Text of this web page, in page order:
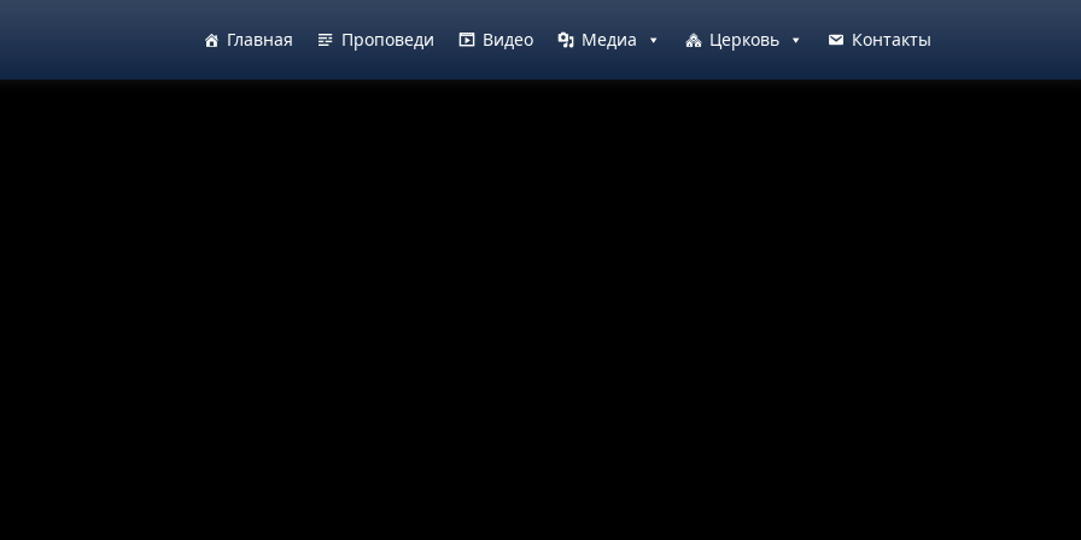
Главная Проповеди Видео Медиа Церковь Контакты